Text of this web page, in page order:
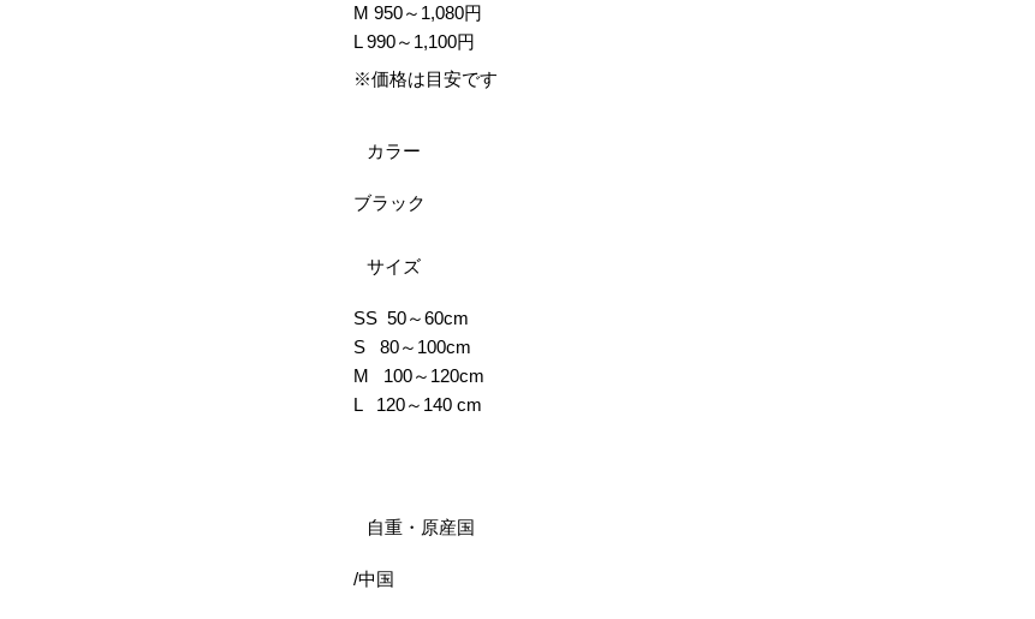
M 950～1,080円
L 990～1,100円
※価格は目安です
カラー
ブラック
サイズ
SS 50～60cm
S 80～100cm
M 100～120cm
L 120～140 cm
自重・原産国
/中国